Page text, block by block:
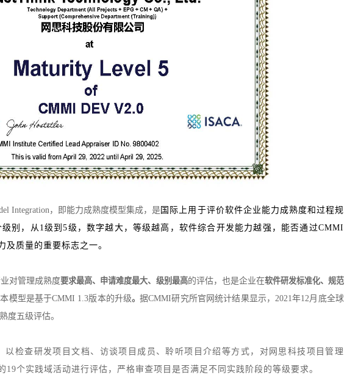
Integration，即能力成熟度模型集成，是 国际上用于评价软件企业能力成熟度和过程规
别，从1级到5级， 数字越大，等级越高，软件综合开发能力越强，能否通过CMMI
及质量的重要标志之一。
对管理成熟度要求最高、申请难度最大、级别最高的评估，也是企业在软件研发标准化、规范
模型是基于CMMI 1.3版本的升级。据CMMI研究所官网统计结果显示，2021年12月底全球
度五级评估。
以检查研发项目文档、访谈项目成员、聆听项目介绍等方式，对网思科技项目管理
19个实践域活动进行评估，严格审查项目是否满足不同实践阶段的等级要求。